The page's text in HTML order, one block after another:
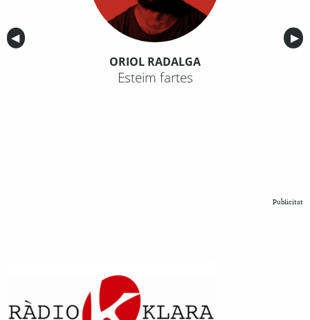
Anterior
◀︎ ▶︎
ORIOL RADALGA
Esteim fartes
Publicitat